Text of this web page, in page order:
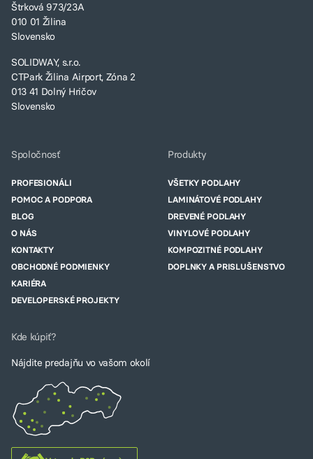
Štrková 973/23A
010 01 Žilina
Slovensko
SOLIDWAY, s.r.o.
CTPark Žilina Airport, Zóna 2
013 41 Dolný Hričov
Slovensko
Spoločnosť
PROFESIONÁLI
POMOC A PODPORA
BLOG
O NÁS
KONTAKTY
OBCHODNÉ PODMIENKY
KARIÉRA
DEVELOPERSKÉ PROJEKTY
Produkty
VŠETKY PODLAHY
LAMINÁTOVÉ PODLAHY
DREVENÉ PODLAHY
VINYLOVÉ PODLAHY
KOMPOZITNÉ PODLAHY
DOPLNKY A PRISLUŠENSTVO
Kde kúpiť?
Nájdite predajňu vo vašom okolí